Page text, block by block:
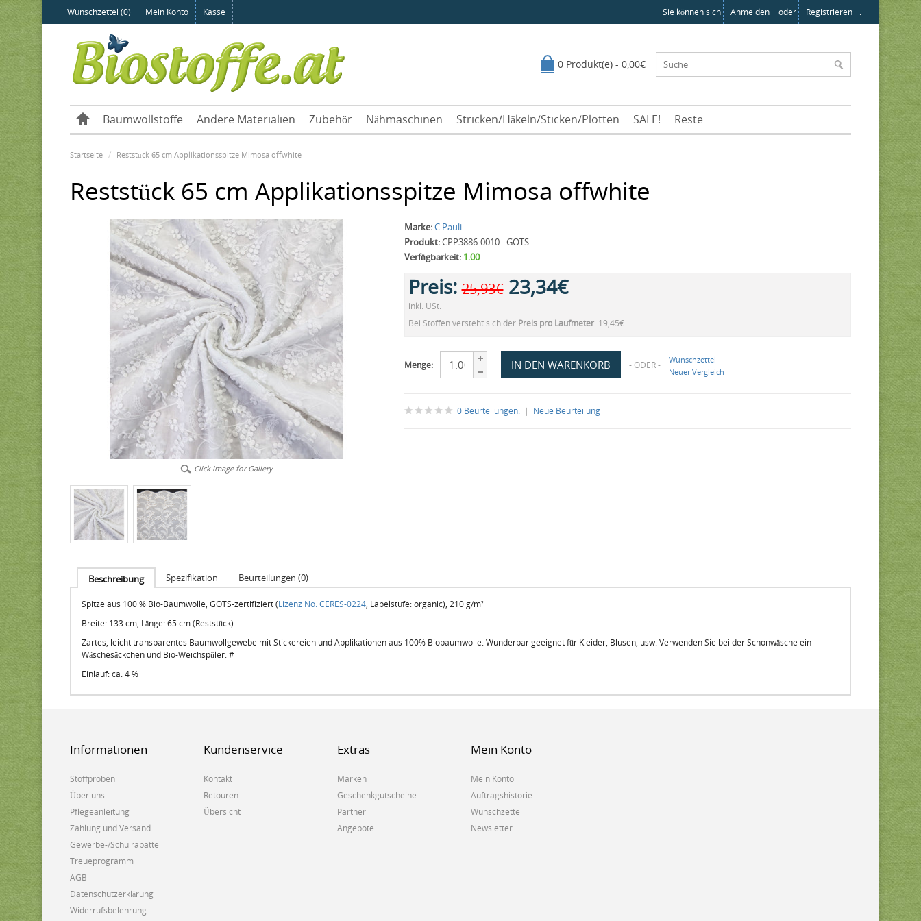
Wunschzettel (0) Mein Konto Kasse Sie können sich Anmelden oder Registrieren .
0 Produkt(e) - 0,00€
Baumwollstoffe Andere Materialien Zubehör Nähmaschinen Stricken/Häkeln/Sticken/Plotten SALE! Reste
Startseite Reststück 65 cm Applikationsspitze Mimosa offwhite
Reststück 65 cm Applikationsspitze Mimosa offwhite
Click image for Gallery
Marke:C.Pauli
Produkt:CPP3886-0010 - GOTS
Verfügbarkeit:1.00
Preis:25,93€ 23,34€
inkl. USt.
Bei Stoffen versteht sich der Preis pro Laufmeter. 19,45€
Menge: - ODER -
Wunschzettel
Neuer Vergleich
0 Beurteilungen.| Neue Beurteilung
Beschreibung Spezifikation Beurteilungen (0)
Spitze aus 100 % Bio-Baumwolle, GOTS-zertifiziert (Lizenz No. CERES-0224, Labelstufe: organic), 210 g/m²
Breite: 133 cm, Länge: 65 cm (Reststück)
Zartes, leicht transparentes Baumwollgewebe mit Stickereien und Applikationen aus 100% Biobaumwolle. Wunderbar geeignet für Kleider, Blusen, usw. Verwenden Sie bei der Schonwäsche ein
Wäschesäckchen und Bio-Weichspüler. #
Einlauf: ca. 4 %
Informationen
Stoffproben
Über uns
Pflegeanleitung
Zahlung und Versand
Gewerbe-/Schulrabatte
Treueprogramm
AGB
Datenschutzerklärung
Widerrufsbelehrung
Kundenservice
Kontakt
Retouren
Übersicht
Extras
Marken
Geschenkgutscheine
Partner
Angebote
Mein Konto
Mein Konto
Auftragshistorie
Wunschzettel
Newsletter